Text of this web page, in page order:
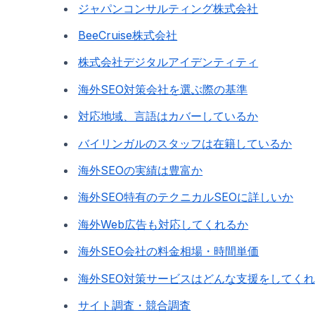
ジャパンコンサルティング株式会社
BeeCruise株式会社
株式会社デジタルアイデンティティ
海外SEO対策会社を選ぶ際の基準
対応地域、言語はカバーしているか
バイリンガルのスタッフは在籍しているか
海外SEOの実績は豊富か
海外SEO特有のテクニカルSEOに詳しいか
海外Web広告も対応してくれるか
海外SEO会社の料金相場・時間単価
海外SEO対策サービスはどんな支援をしてく
サイト調査・競合調査